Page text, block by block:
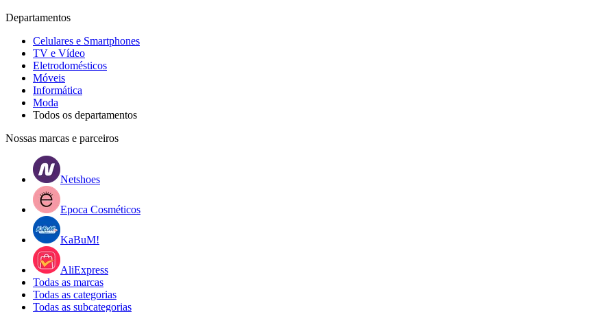
Departamentos
Celulares e Smartphones
TV e Vídeo
Eletrodomésticos
Móveis
Informática
Moda
Todos os departamentos
Nossas marcas e parceiros
Netshoes
Epoca Cosméticos
KaBuM!
AliExpress
Todas as marcas
Todas as categorias
Todas as subcategorias